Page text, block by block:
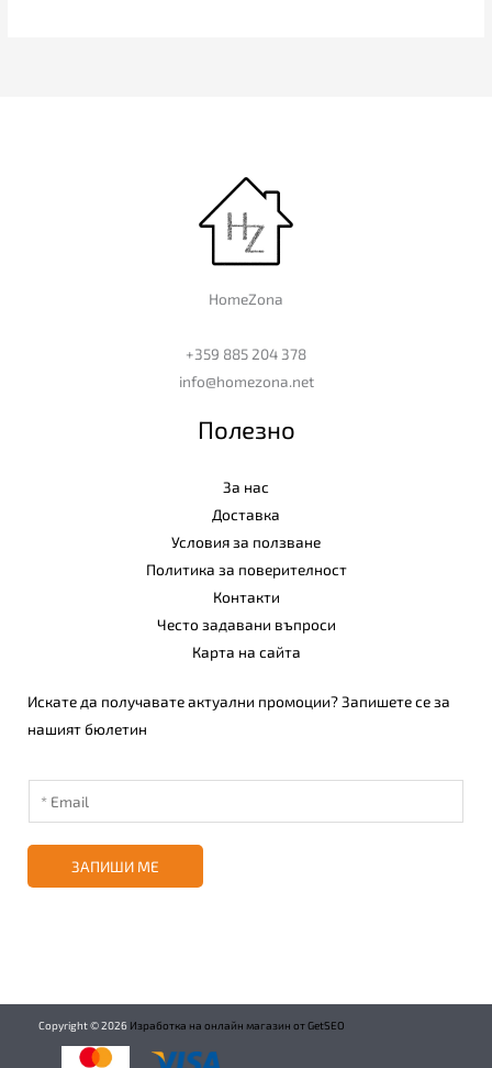
HomeZona
+359 885 204 378
info@homezona.net
Полезно
За нас
Доставка
Условия за ползване
Политика за поверителност
Контакти
Често задавани въпроси
Карта на сайта
Искате да получавате актуални промоции? Запишете се за
нашият бюлетин
ЗАПИШИ МЕ
Copyright ©2026 Изработка на онлайн магазин от GetSEO